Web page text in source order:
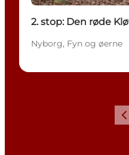
2. stop: Den røde
Nyborg, Fyn og øerne